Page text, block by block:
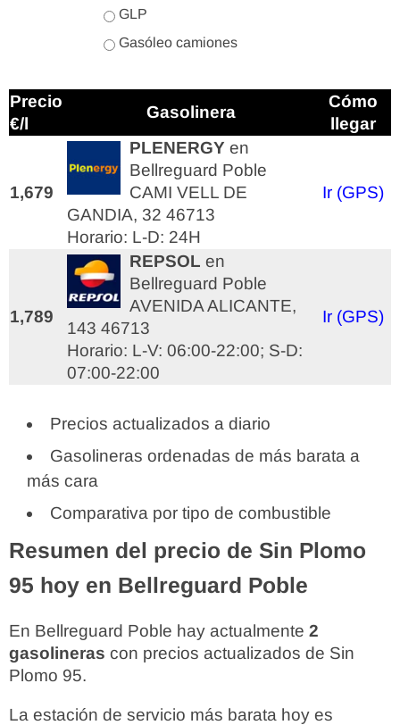
GLP
Gasóleo camiones
Precio
€/l
Gasolinera
Cómo
llegar
1,679
PLENERGY en
Bellreguard Poble
CAMI VELL DE
GANDIA, 32 46713
Horario: L-D: 24H
Ir (GPS)
1,789
REPSOL en
Bellreguard Poble
AVENIDA ALICANTE,
143 46713
Horario: L-V: 06:00-22:00; S-D:
07:00-22:00
Ir (GPS)
Precios actualizados a diario
Gasolineras ordenadas de más barata a
más cara
Comparativa por tipo de combustible
Resumen del precio de Sin Plomo
95 hoy en Bellreguard Poble
En Bellreguard Poble hay actualmente 2
gasolineras con precios actualizados de Sin
Plomo 95.
La estación de servicio más barata hoy es